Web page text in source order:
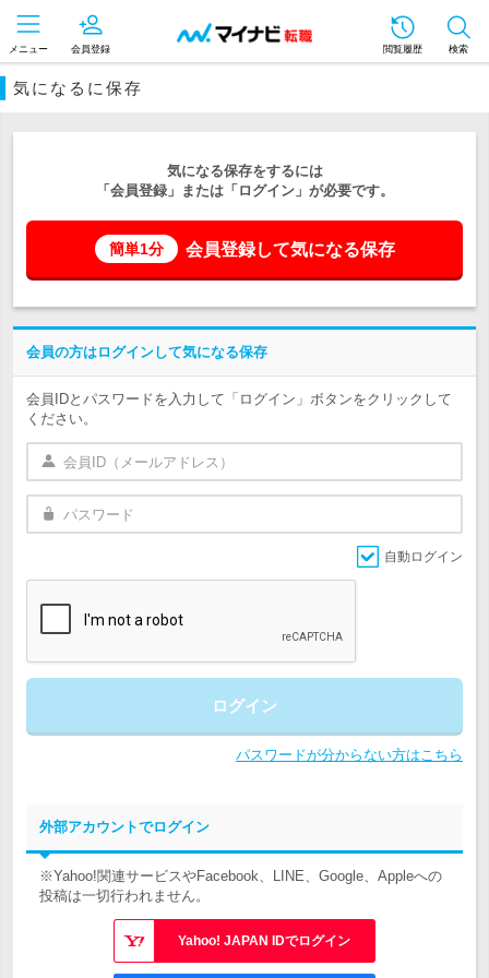
メニュー 会員登録 閲覧履歴 検索
気になるに保存
気になる保存をするには
「会員登録」または「ログイン」が必要です。
簡単1分 会員登録して気になる保存
会員の方はログインして気になる保存
会員IDとパスワードを入力して「ログイン」ボタンをクリックして
ください。
自動ログイン
ログイン
パスワードが分からない方はこちら
外部アカウントでログイン
※Yahoo!関連サービスやFacebook、LINE、Google、Appleへの
投稿は一切行われません。
Yahoo! JAPAN IDでログイン